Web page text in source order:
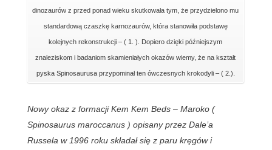
dinozaurów z przed ponad wieku skutkowała tym, że przydzielono mu
standardową czaszkę karnozaurów, która stanowiła podstawę
kolejnych rekonstrukcji – ( 1. ). Dopiero dzięki późniejszym
znaleziskom i badaniom skamieniałych okazów wiemy, że na kształt
pyska Spinosaurusa przypominał ten ówczesnych krokodyli – ( 2.).
Nowy okaz z formacji Kem Kem Beds – Maroko (
Spinosaurus maroccanus ) opisany przez Dale’a
Russela w 1996 roku składał się z paru kręgów i